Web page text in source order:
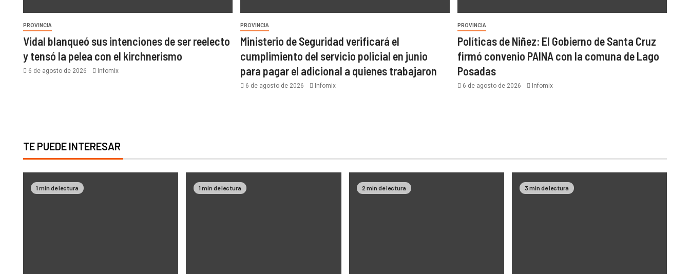
PROVINCIA
Vidal blanqueó sus intenciones de ser reelecto
y tensó la pelea con el kirchnerismo
6 de agosto de 2026 Infomix
PROVINCIA
Ministerio de Seguridad verificará el
cumplimiento del servicio policial en junio
para pagar el adicional a quienes trabajaron
6 de agosto de 2026 Infomix
PROVINCIA
Políticas de Niñez: El Gobierno de Santa Cruz
firmó convenio PAINA con la comuna de Lago
Posadas
6 de agosto de 2026 Infomix
TE PUEDE INTERESAR
1 min de lectura 1 min de lectura 2 min de lectura 3 min de lectura